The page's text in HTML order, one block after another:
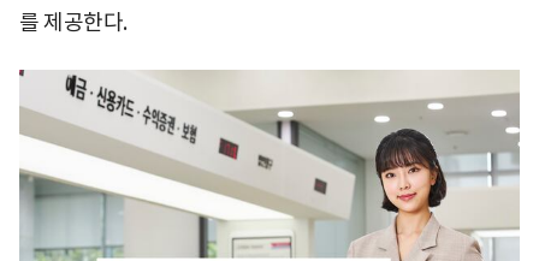
를 제공한다.